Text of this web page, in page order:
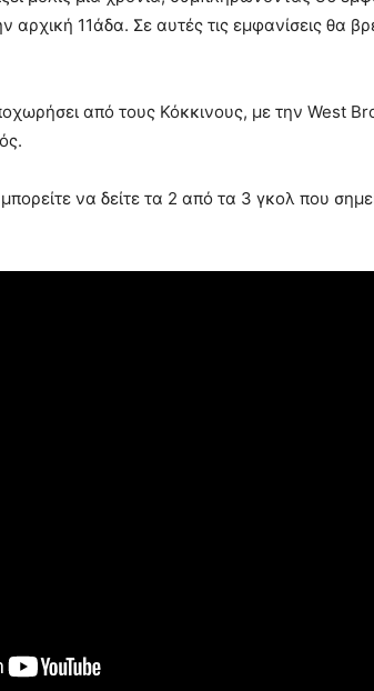
αρχική 11άδα. Σε αυτές τις εμφανίσεις θα
από τους Κόκκινους, με την West
να δείτε τα 2 από τα 3 γκολ που